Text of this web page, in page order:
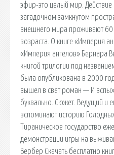
эфир-это целый мир.
загадочном замкнутом
внешнего мира проживают 60
возраста. О книге «Империя
«Империя ангелов» Бернара
книгой трилогии под
была опубликована в 2000
вышел в свет роман — И
буквально. Сюжет. Ведущий и
вспоминают историю
Тираническое государство
демонстрации игры на
Вербер Скачать бесплатно